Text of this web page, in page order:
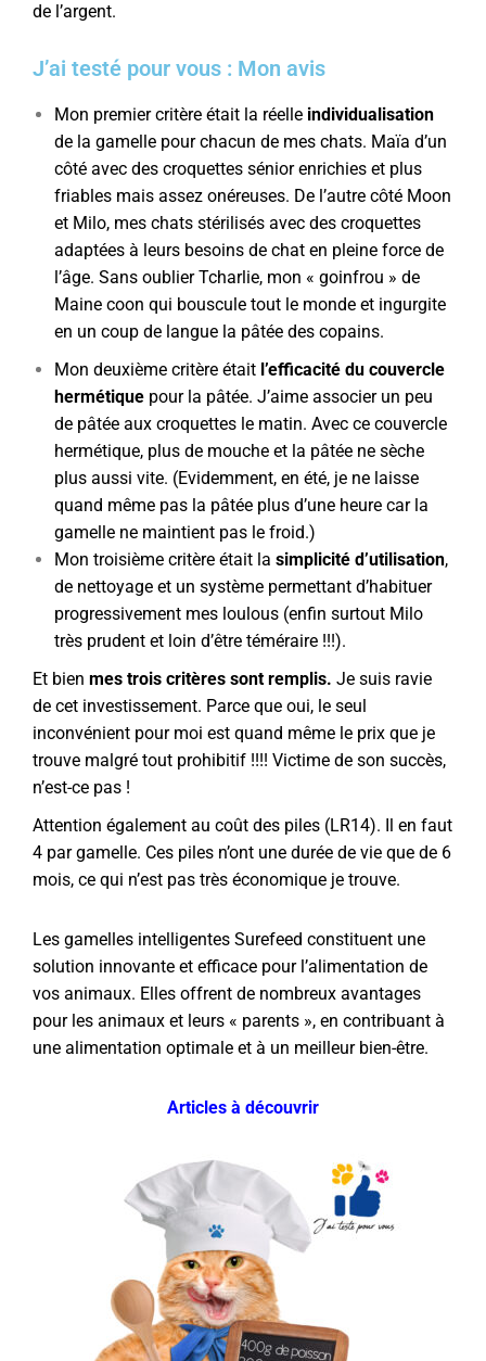
de l’argent.
J’ai testé pour vous : Mon avis
Mon premier critère était la réelle individualisation
de la gamelle pour chacun de mes chats. Maïa d’un
côté avec des croquettes sénior enrichies et plus
friables mais assez onéreuses. De l’autre côté Moon
et Milo, mes chats stérilisés avec des croquettes
adaptées à leurs besoins de chat en pleine force de
l’âge. Sans oublier Tcharlie, mon « goinfrou » de
Maine coon qui bouscule tout le monde et ingurgite
en un coup de langue la pâtée des copains.
Mon deuxième critère était l’efficacité du couvercle
hermétique pour la pâtée. J’aime associer un peu
de pâtée aux croquettes le matin. Avec ce couvercle
hermétique, plus de mouche et la pâtée ne sèche
plus aussi vite. (Evidemment, en été, je ne laisse
quand même pas la pâtée plus d’une heure car la
gamelle ne maintient pas le froid.)
Mon troisième critère était la simplicité d’utilisation,
de nettoyage et un système permettant d’habituer
progressivement mes loulous (enfin surtout Milo
très prudent et loin d’être téméraire !!!).
Et bien mes trois critères sont remplis. Je suis ravie
de cet investissement. Parce que oui, le seul
inconvénient pour moi est quand même le prix que je
trouve malgré tout prohibitif !!!! Victime de son succès,
n’est-ce pas !
Attention également au coût des piles (LR14). Il en faut
4 par gamelle. Ces piles n’ont une durée de vie que de 6
mois, ce qui n’est pas très économique je trouve.
Les gamelles intelligentes Surefeed constituent une
solution innovante et efficace pour l’alimentation de
vos animaux. Elles offrent de nombreux avantages
pour les animaux et leurs « parents », en contribuant à
une alimentation optimale et à un meilleur bien-être.
Articles à découvrir